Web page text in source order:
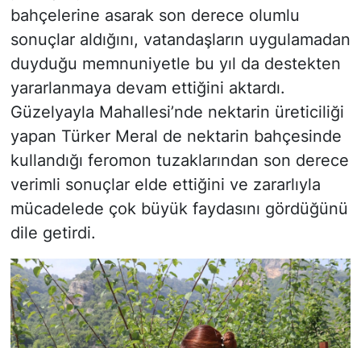
bahçelerine asarak son derece olumlu
sonuçlar aldığını, vatandaşların uygulamadan
duyduğu memnuniyetle bu yıl da destekten
yararlanmaya devam ettiğini aktardı.
Güzelyayla Mahallesi’nde nektarin üreticiliği
yapan Türker Meral de nektarin bahçesinde
kullandığı feromon tuzaklarından son derece
verimli sonuçlar elde ettiğini ve zararlıyla
mücadelede çok büyük faydasını gördüğünü
dile getirdi.